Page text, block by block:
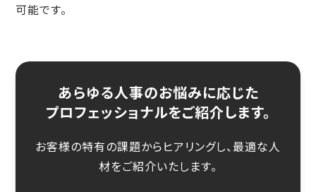
可能です。
あらゆる人事のお悩みに応じた
プロフェッショナルをご紹介します。
お客様の特有の課題からヒアリングし、最適な人
材をご紹介いたします。